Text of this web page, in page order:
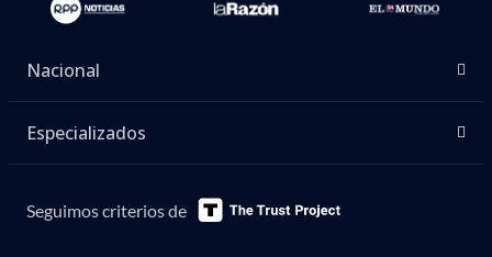
Nacional
Especializados
Seguimos criterios de